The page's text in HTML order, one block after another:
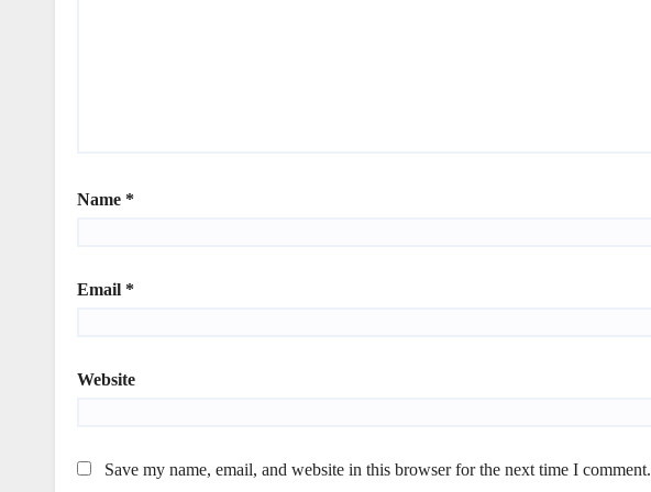
Name *
Email *
Website
Save my name, email, and website in this browser for the next time I comment.